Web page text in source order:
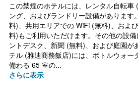
この禁煙のホテルには、レンタル自転車
ング、およびランドリー設備があります
料)、共用エリアでの WiFi (無料)、およ
料)もご利用いただけます。その他の設
ントデスク、新聞 (無料)、および庭園が
テル (雅迪商務飯店)には、ボトルウォー
備わる 65 室の...
さらに表示